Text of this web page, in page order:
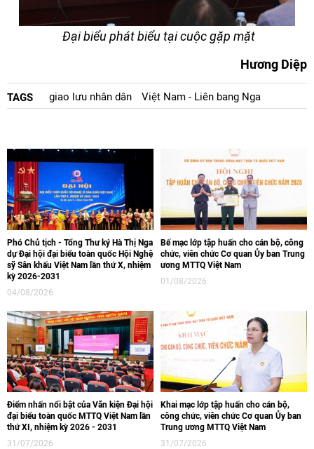
Đại biểu phát biểu tại cuộc gặp mặt
Hương Diệp
TAGS giao lưu nhân dân Việt Nam - Liên bang Nga
Phó Chủ tịch - Tổng Thư ký Hà Thị Nga
dự Đại hội đại biểu toàn quốc Hội Nghệ
sỹ Sân khấu Việt Nam lần thứ X, nhiệm
kỳ 2026-2031
04/08/2026
Bế mạc lớp tập huấn cho cán bộ, công
chức, viên chức Cơ quan Ủy ban Trung
ương MTTQ Việt Nam
01/08/2026
Điểm nhấn nổi bật của Văn kiện Đại hội
đại biểu toàn quốc MTTQ Việt Nam lần
thứ XI, nhiệm kỳ 2026 - 2031
31/07/2026
Khai mạc lớp tập huấn cho cán bộ,
công chức, viên chức Cơ quan Ủy ban
Trung ương MTTQ Việt Nam
31/07/2026